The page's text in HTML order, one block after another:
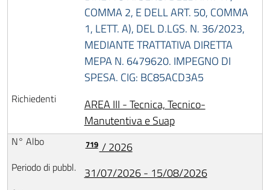
COMMA 2, E DELL ART. 50, COMMA
1, LETT. A), DEL D.LGS. N. 36/2023,
MEDIANTE TRATTATIVA DIRETTA
MEPA N. 6479620. IMPEGNO DI
SPESA. CIG: BC85ACD3A5
AREA III - Tecnica, Tecnico-
Manutentiva e Suap
719 / 2026
31/07/2026 - 15/08/2026